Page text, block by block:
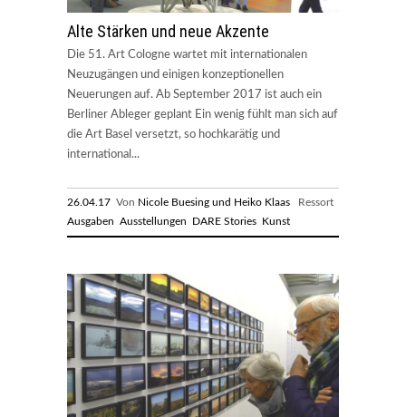
Alte Stärken und neue Akzente
Die 51. Art Cologne wartet mit internationalen
Neuzugängen und einigen konzeptionellen
Neuerungen auf. Ab September 2017 ist auch ein
Berliner Ableger geplant Ein wenig fühlt man sich auf
die Art Basel versetzt, so hochkarätig und
international...
26.04.17 Von Nicole Buesing und Heiko Klaas Ressort
Ausgaben Ausstellungen DARE Stories Kunst